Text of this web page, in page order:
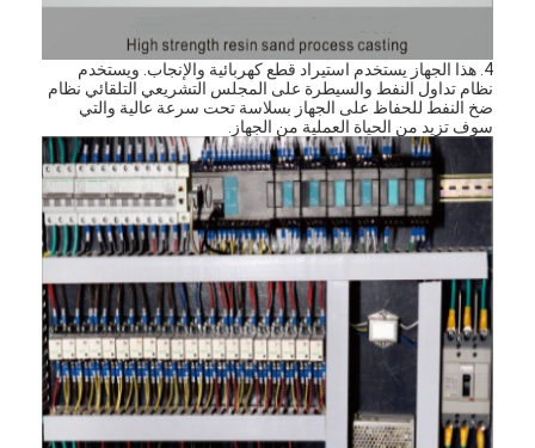
4. هذا الجهاز يستخدم استيراد قطع كهربائية والإنجاب. ويستخدم
نظام تداول النفط والسيطرة على المجلس التشريعي التلقائي نظام
ضخ النفط للحفاظ على الجهاز بسلاسة تحت سرعة عالية والتي
سوف تزيد من الحياة العملية من الجهاز.